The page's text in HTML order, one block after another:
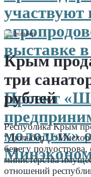
участвуют
выставке
Проект
молодых»
Крым
три
рублей
Республика Крым
“Дюльбер”,
берегу
министерства
отношений